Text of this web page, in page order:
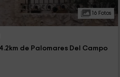
16 Fotos
de Palomares Del Campo